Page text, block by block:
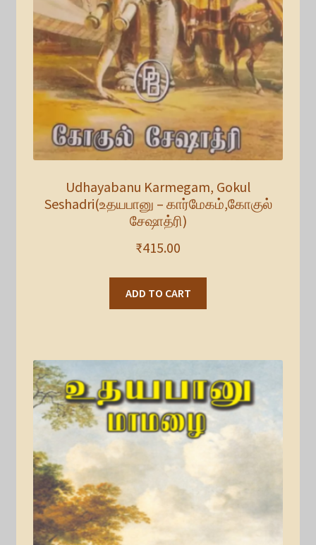
Udhayabanu Karmegam, Gokul
Seshadri(உதயபானு – கார்மேகம்,கோகுல்
சேஷாத்ரி)
₹415.00
ADD TO CART